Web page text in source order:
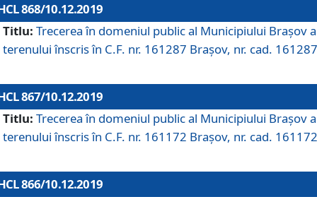
868/10.12.2019
Titlu: Trecerea în domeniul public al Municipiului Braşov a
terenului înscris în C.F. nr. 161287 Brașov, nr. cad.
867/10.12.2019
Titlu: Trecerea în domeniul public al Municipiului Braşov a
terenului înscris în C.F. nr. 161172 Brașov, nr. cad.
866/10.12.2019